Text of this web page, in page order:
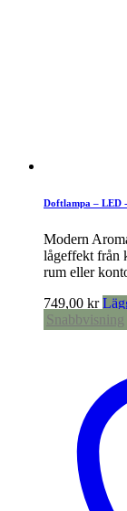
Doftlampa – LED
Modern
lågeffekt från
rum eller
749,00 kr
Snabbvisning